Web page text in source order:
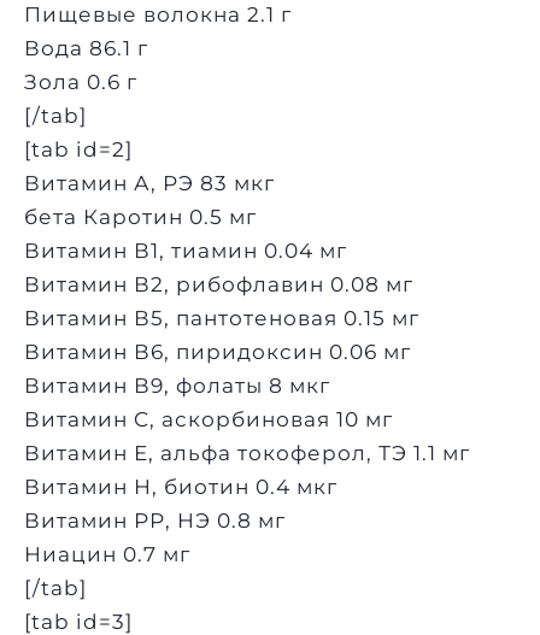
Пищевые волокна 2.1 г
Вода 86.1 г
Зола 0.6 г
[/tab]
[tab id=2]
Витамин А, РЭ 83 мкг
бета Каротин 0.5 мг
Витамин В1, тиамин 0.04 мг
Витамин В2, рибофлавин 0.08 мг
Витамин В5, пантотеновая 0.15 мг
Витамин В6, пиридоксин 0.06 мг
Витамин В9, фолаты 8 мкг
Витамин C, аскорбиновая 10 мг
Витамин Е, альфа токоферол, ТЭ 1.1 мг
Витамин Н, биотин 0.4 мкг
Витамин РР, НЭ 0.8 мг
Ниацин 0.7 мг
[/tab]
[tab id=3]